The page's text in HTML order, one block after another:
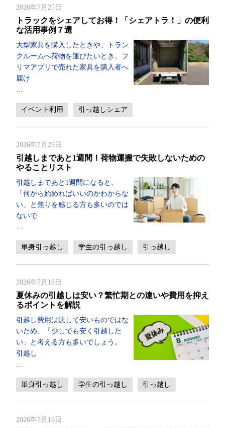
2026年7月25日
トラックをシェアしてお得！「シェアトラ！」の便利
な活用事例７選
大型家具を購入したときや、トラン
クルームへ荷物を運びたいとき、フ
リマアプリで売れた家具を購入者へ
届け
…
イベント利用 引っ越しシェア
2026年7月25日
引越しまであと1週間！荷物運搬で失敗しないための
やることリスト
引越しまであと1週間になると、
「何から始めればいいのかわからな
い」と焦りを感じる方も多いのでは
ないで
…
単身引っ越し 学生の引っ越し 引っ越し
2026年7月18日
夏休みの引越しは安い？繁忙期との違いや費用を抑え
るポイントを解説
引越し費用は決して安いものではな
いため、「少しでも安く引越した
い」と考える方も多いでしょう。
引越し
…
単身引っ越し 学生の引っ越し 引っ越し
2026年7月18日